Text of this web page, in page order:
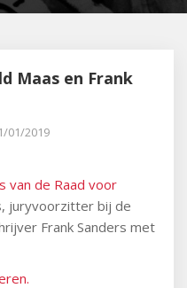
Maas en Frank
01/2019
van de Raad voor
juryvoorzitter bij de
Frank Sanders met